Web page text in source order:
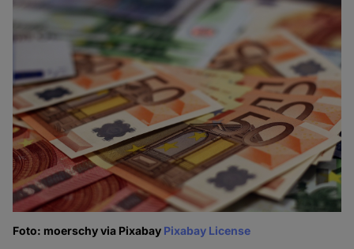
Foto: moerschy via Pixabay Pixabay License